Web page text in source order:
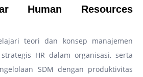
Human Resources
teori dan konsep manajemen
HR dalam organisasi, serta
SDM dengan produktivitas